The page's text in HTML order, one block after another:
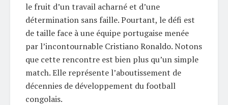
le fruit d’un travail acharné et d’une
détermination sans faille. Pourtant, le défi est
de taille face à une équipe portugaise menée
par l’incontournable Cristiano Ronaldo. Notons
que cette rencontre est bien plus qu’un simple
match. Elle représente l’aboutissement de
décennies de développement du football
congolais.